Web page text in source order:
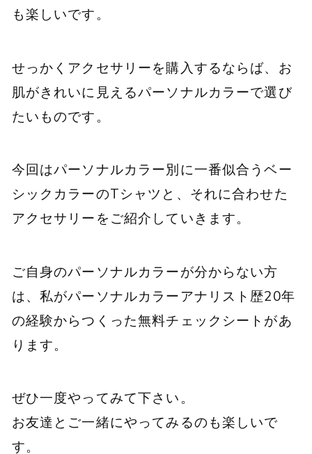
も楽しいです。
せっかくアクセサリーを購入するならば、お
肌がきれいに見えるパーソナルカラーで選び
たいものです。
今回はパーソナルカラー別に一番似合うベー
シックカラーのTシャツと、それに合わせた
アクセサリーをご紹介していきます。
ご自身のパーソナルカラーが分からない方
は、私がパーソナルカラーアナリスト歴20年
の経験からつくった無料チェックシートがあ
ります。
ぜひ一度やってみて下さい。
お友達とご一緒にやってみるのも楽しいで
す。